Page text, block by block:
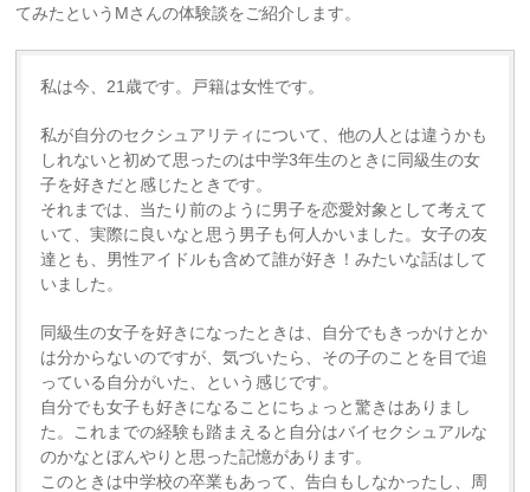
てみたというMさんの体験談をご紹介します。
私は今、21歳です。戸籍は女性です。
私が自分のセクシュアリティについて、他の人とは違うかも
しれないと初めて思ったのは中学3年生のときに同級生の女
子を好きだと感じたときです。
それまでは、当たり前のように男子を恋愛対象として考えて
いて、実際に良いなと思う男子も何人かいました。女子の友
達とも、男性アイドルも含めて誰が好き！みたいな話はして
いました。
同級生の女子を好きになったときは、自分でもきっかけとか
は分からないのですが、気づいたら、その子のことを目で追
っている自分がいた、という感じです。
自分でも女子も好きになることにちょっと驚きはありまし
た。これまでの経験も踏まえると自分はバイセクシュアルな
のかなとぼんやりと思った記憶があります。
このときは中学校の卒業もあって、告白もしなかったし、周